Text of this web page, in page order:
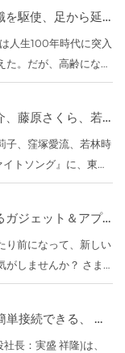
駆使、足から延
人生100年時代に突入
。だが、高齢になる
齢者に限らず、少々歩
、藤原さくら、若
子、窪塚愛流、若林時
トソング』に、東啓
演することが決定し
ガジェット＆アプ
り前になって、新しい
がしませんか？ さま
してくれることで大人
接続できる、 縦
長：実盛 祥隆)は、